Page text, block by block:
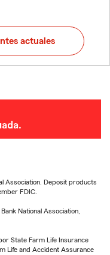
actuales
Association. Deposit products
FDIC.
National Association,
State Farm Life Insurance
Life and Accident Assurance